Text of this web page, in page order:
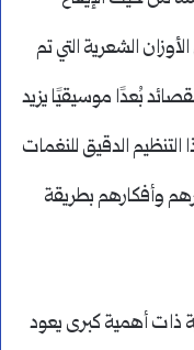
الشعرية التي تم
بُعدًا موسيقيًا يزيد
الدقيق للنغمات
وأفكارهم بطريقة
ذات أهمية كبرى يعود